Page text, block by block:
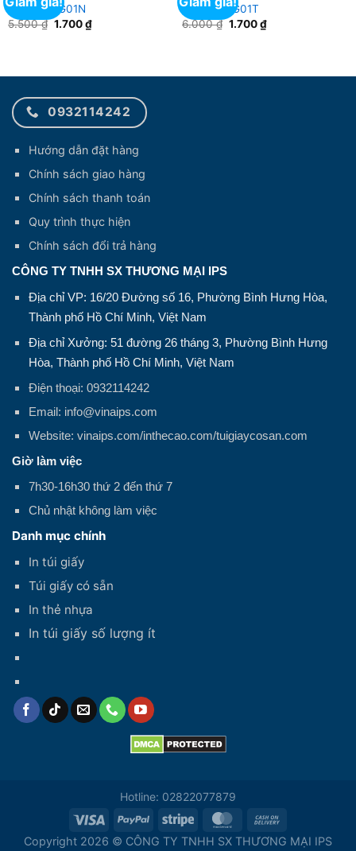
Túi giấy TG01N
5.500₫ Giá
1.700₫Giá
Túi giấy TG01T
6.000₫ Giá
1.700₫Giá
0932114242
Hướng dẫn đặt hàng
Chính sách giao hàng
Chính sách thanh toán
Quy trình thực hiện
Chính sách đổi trả hàng
CÔNG TY TNHH SX THƯƠNG MẠI IPS
Địa chỉ VP: 16/20 Đường số 16, Phường Bình Hưng Hòa,
Thành phố Hồ Chí Minh, Việt Nam
Địa chỉ Xưởng: 51 đường 26 tháng 3, Phường Bình Hưng
Hòa, Thành phố Hồ Chí Minh, Việt Nam
Điện thoại: 0932114242
Email: info@vinaips.com
Website: vinaips.com/inthecao.com/tuigiaycosan.com
Giờ làm việc
7h30-16h30 thứ 2 đến thứ 7
Chủ nhật không làm việc
Danh mục chính
In túi giấy
Túi giấy có sẵn
In thẻ nhựa
In túi giấy số lượng ít
Hotline: 02822077879
Copyright 2026 © CÔNG TY TNHH SX THƯƠNG MẠI IPS